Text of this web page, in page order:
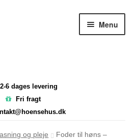
Menu
2-6 dages levering
Fri fragt
og pleje
Foder til høns –